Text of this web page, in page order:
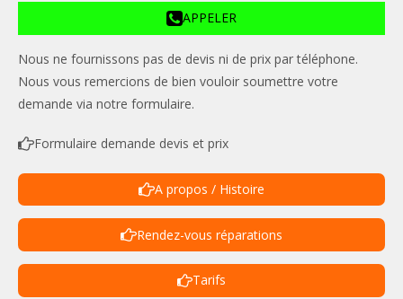
APPELER
Nous ne fournissons pas de devis ni de prix par téléphone.
Nous vous remercions de bien vouloir soumettre votre
demande via notre formulaire.
Formulaire demande devis et prix
A propos / Histoire
Rendez-vous réparations
Tarifs